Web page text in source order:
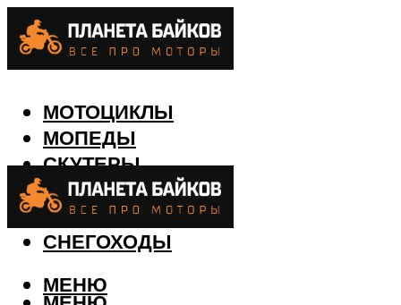
МОТОЦИКЛЫ
МОПЕДЫ
СКУТЕРЫ
КВАДРОЦИКЛЫ
ЛОДКИ
СНЕГОХОДЫ
МЕНЮ